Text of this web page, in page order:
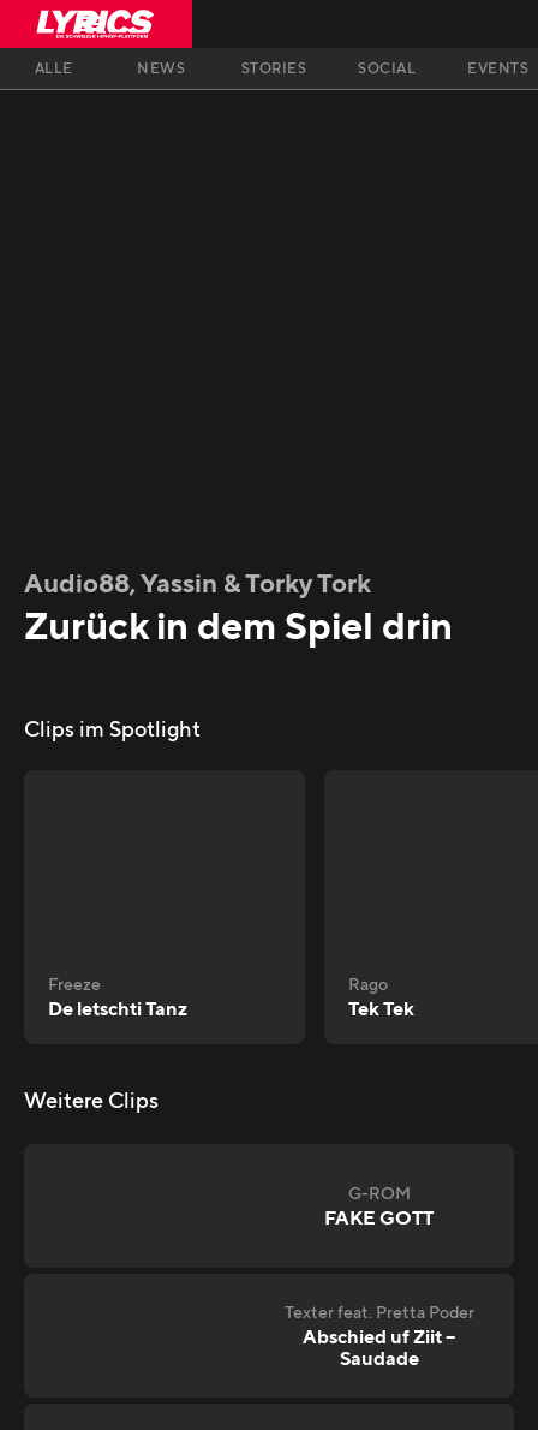
ALLE NEWS STORIES SOCIAL EVENTS
Audio88, Yassin & Torky Tork
Zurück in dem Spiel drin
Clips im Spotlight
Freeze
De letschti Tanz
Rago
Tek Tek
Weitere Clips
G-ROM
FAKE GOTT
Texter feat. Pretta Poder
Abschied uf Ziit –
Saudade